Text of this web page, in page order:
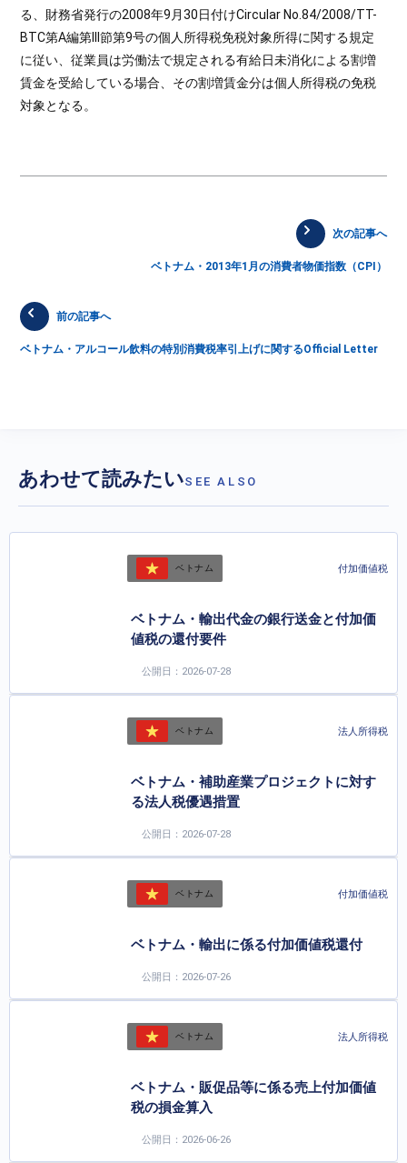
る、財務省発行の2008年9月30日付けCircular No.84/2008/TT-
BTC第A編第III節第9号の個人所得税免税対象所得に関する規定
に従い、従業員は労働法で規定される有給日未消化による割増
賃金を受給している場合、その割増賃金分は個人所得税の免税
対象となる。
次の記事へ
ベトナム・2013年1月の消費者物価指数（CPI）
前の記事へ
ベトナム・アルコール飲料の特別消費税率引上げに関するOfficial Letter
あわせて読みたいSEE ALSO
ベトナム 付加価値税
ベトナム・輸出代金の銀行送金と付加価
値税の還付要件
公開日：2026-07-28
ベトナム 法人所得税
ベトナム・補助産業プロジェクトに対す
る法人税優遇措置
公開日：2026-07-28
ベトナム 付加価値税
ベトナム・輸出に係る付加価値税還付
公開日：2026-07-26
ベトナム 法人所得税
ベトナム・販促品等に係る売上付加価値
税の損金算入
公開日：2026-06-26